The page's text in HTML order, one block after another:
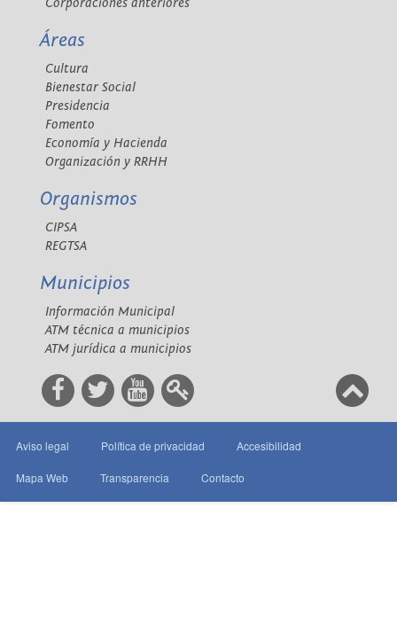
Áreas
Cultura
Bienestar Social
Presidencia
Fomento
Economía y Hacienda
Organización y RRHH
Organismos
CIPSA
REGTSA
Municipios
Información Municipal
ATM técnica a municipios
ATM jurídica a municipios
Aviso legal Política de privacidad Accesibilidad
Mapa Web Transparencia Contacto